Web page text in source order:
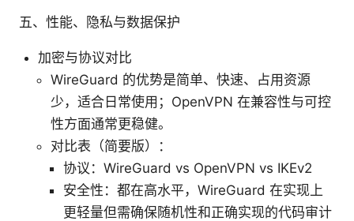
五、性能、隐私与数据保护
加密与协议对比
WireGuard 的优势是简单、快速、占用资源
少，适合日常使用；OpenVPN 在兼容性与可控
性方面通常更稳健。
对比表（简要版）：
协议：WireGuard vs OpenVPN vs IKEv2
安全性：都在高水平，WireGuard 在实现上
更轻量但需确保随机性和正确实现的代码审计